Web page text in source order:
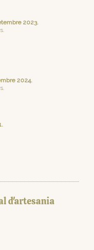
2023.
2024.
d'artesania